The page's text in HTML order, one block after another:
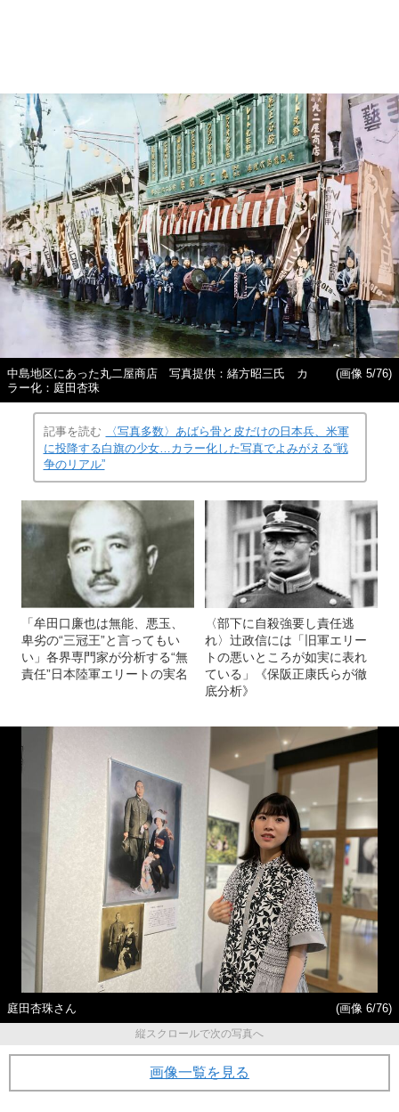
中島地区にあった丸二屋商店 写真提供：緒方昭三氏 カ
ラー化：庭田杏珠
(画像 5/76)
記事を読む
〈写真多数〉あばら骨と皮だけの日本兵、米軍
に投降する白旗の少女…カラー化した写真でよみがえる“戦
争のリアル”
「牟田口廉也は無能、悪玉、
卑劣の“三冠王”と言ってもい
い」各界専門家が分析する“無
責任”日本陸軍エリートの実名
〈部下に自殺強要し責任逃
れ〉辻政信には「旧軍エリー
トの悪いところが如実に表れ
ている」《保阪正康氏らが徹
底分析》
庭田杏珠さん
(画像 6/76)
縦スクロールで次の写真へ
画像一覧を見る